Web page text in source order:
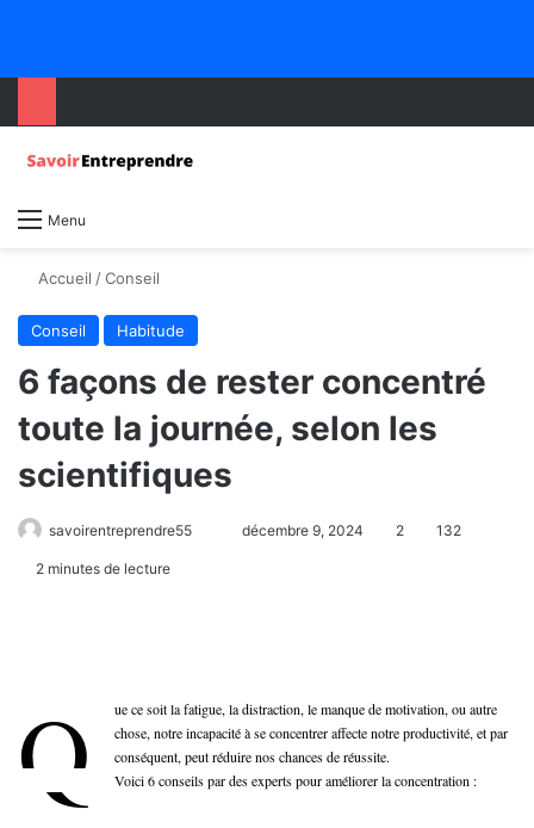
Menu
Accueil /Conseil
Conseil Habitude
6 façons de rester concentré
toute la journée, selon les
scientifiques
savoirentreprendre55 décembre 9, 2024 2 132
2 minutes de lecture
Q
ue ce soit la fatigue, la distraction, le manque de motivation, ou autre
chose, notre incapacité à se concentrer affecte notre productivité, et par
conséquent, peut réduire nos chances de réussite.
Voici 6 conseils par des experts pour améliorer la concentration :